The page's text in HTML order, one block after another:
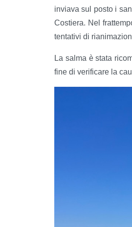
inviava sul posto i
Costiera. Nel
tentativi di
La salma è stata
fine di verificare la